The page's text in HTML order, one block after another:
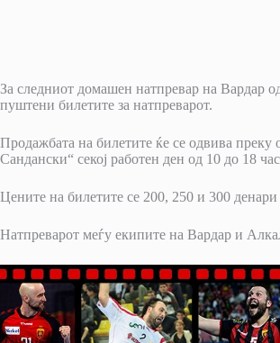
За следниот домашен натпревар на Вардар
пуштени билетите за натпреварот.
Продажбата на билетите ќе се одвива преку
Сандански“ секој работен ден од 10 до 18
Цените на билетите се 200, 250 и 300
Натпреварот меѓу екипите на Вардар и